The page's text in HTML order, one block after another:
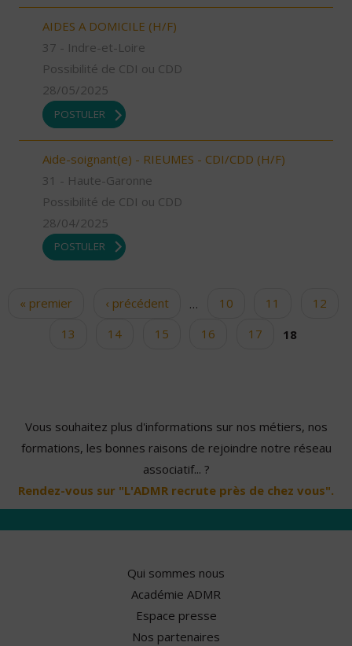
AIDES A DOMICILE (H/F)
37 - Indre-et-Loire
Possibilité de CDI ou CDD
28/05/2025
POSTULER
Aide-soignant(e) - RIEUMES - CDI/CDD (H/F)
31 - Haute-Garonne
Possibilité de CDI ou CDD
28/04/2025
POSTULER
Pages
« premier ‹ précédent … 10 11
12
13
14 15 16 17 18
Vous souhaitez plus d'informations sur nos métiers, nos
formations, les bonnes raisons de rejoindre notre réseau
associatif... ?
Rendez-vous sur "L'ADMR recrute près de chez vous".
Qui sommes nous
Académie ADMR
Espace presse
Nos partenaires